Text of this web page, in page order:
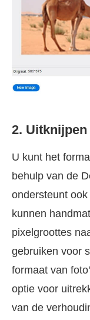
2. Uitknijpen
U kunt het
behulp van de
ondersteunt
kunnen
pixelgroottes
gebruiken voor
formaat van
optie voor
van de